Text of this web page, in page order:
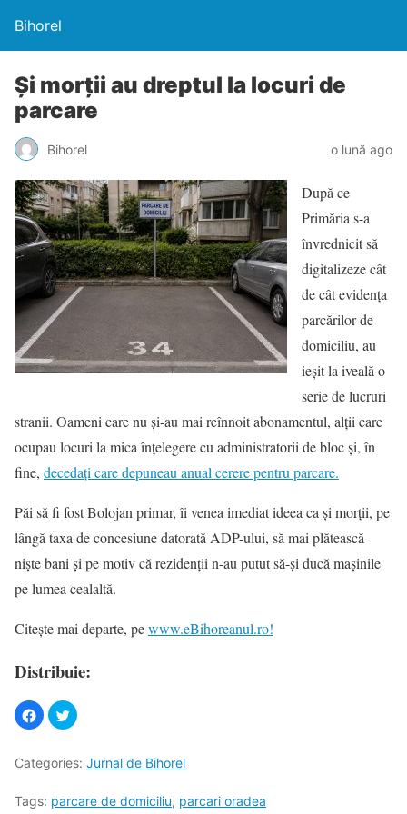
Bihorel
Și morții au dreptul la locuri de
parcare
Bihorel o lună ago
După ce
Primăria s-a
învrednicit să
digitalizeze cât
de cât evidența
parcărilor de
domiciliu, au
ieșit la iveală o
serie de lucruri
stranii. Oameni care nu și-au mai reînnoit abonamentul, alții care
ocupau locuri la mica înțelegere cu administratorii de bloc și, în
fine, decedați care depuneau anual cerere pentru parcare.
Păi să fi fost Bolojan primar, îi venea imediat ideea ca și morții, pe
lângă taxa de concesiune datorată ADP-ului, să mai plătească
niște bani și pe motiv că rezidenții n-au putut să-și ducă mașinile
pe lumea cealaltă.
Citește mai departe, pewww.eBihoreanul.ro!
Distribuie:
Categories: Jurnal de Bihorel
Tags: parcare de domiciliu, parcari oradea